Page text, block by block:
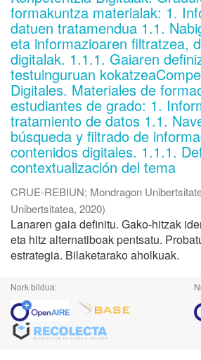
formakuntza materialak: 1.
datuen tratamendua 1.1.
eta informazioaren filtratzea,
digitalak. 1.1.1. Gaiaren
testuinguruan
Digitales. Materiales de
estudiantes de grado: 1.
tratamiento de datos 1.1.
búsqueda y filtrado de
contenidos digitales. 1.1.1.
contextualización del tema
CRUE-REBIUN; Mondragon
Unibertsitatea, 2020)
Lanaren gaia definitu. Gako-hitzak
eta hitz alternatiboak pentsatu.
estrategia. Bilaketarako aholkuak.
Nork bildua: